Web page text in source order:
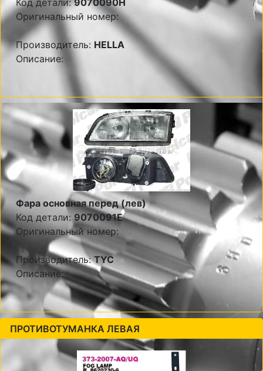
Код детали:9070090H
Оригинальный номер:
Производитель: HELLA
Описание:
Фара основная перед (лев)
Код детали:9070091E
Оригинальный номер:
Производитель:TYC
Описание:
ПРОТИВОТУМАНКА ЛЕВАЯ